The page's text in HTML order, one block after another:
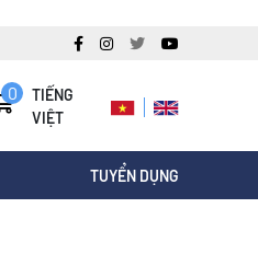
0
TIẾNG
VIỆT
TUYỂN DỤNG